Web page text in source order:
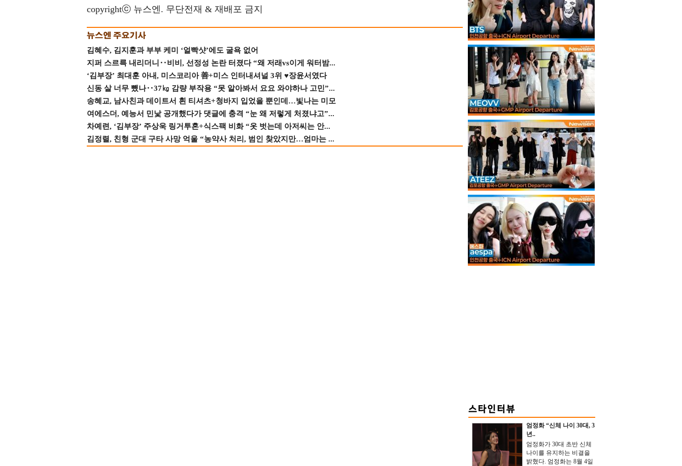
copyrightⓒ 뉴스엔. 무단전재 & 재배포 금지
김혜수, 김지훈과 부부 케미 ‘얼빡샷’에도 굴욕 없어
지퍼 스르륵 내리더니‥비비, 선정성 논란 터졌다 “왜 저래vs이게 워터밤...
‘김부장’ 최대훈 아내, 미스코리아 善+미스 인터내셔널 3위 ♥장윤서였다
신동 살 너무 뺐나‥37㎏ 감량 부작용 “못 알아봐서 요요 와야하나 고민”...
송혜교, 남사친과 데이트서 흰 티셔츠+청바지 입었을 뿐인데…빛나는 미모
여에스더, 예능서 민낯 공개했다가 댓글에 충격 “눈 왜 저렇게 처졌냐고”...
차예련, ‘김부장’ 주상욱 링거투혼+식스팩 비화 “옷 벗는데 아저씨는 안...
김정렬, 친형 군대 구타 사망 억울 “농약사 처리, 범인 찾았지만…엄마는 ...
엄정화 “신체 나이 30대, 3
년..
엄정화가 30대 초반 신체
나이를 유지하는 비결을
밝혔다. 엄정화는 8월 4일